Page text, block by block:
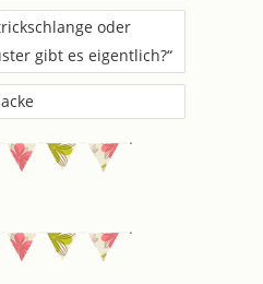
oder
gibt es eigentlich?“